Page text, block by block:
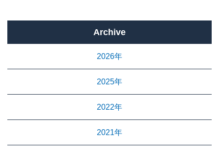
Archive
2026年
2025年
2022年
2021年